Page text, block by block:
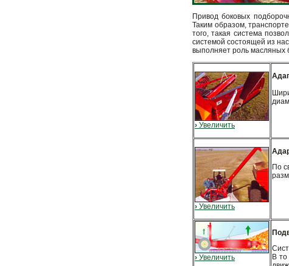
Привод боковых
Таким образом,
того, такая система
системой состоящей из
выполняет роль масляных
› Увеличить
› Увеличить
По
› Увеличить
В